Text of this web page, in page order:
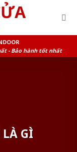
- Bảo hành tốt nhất
LÀ GÌ